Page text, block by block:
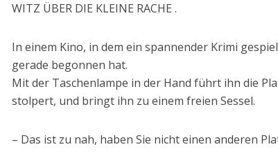
WITZ ÜBER DIE KLEINE RACHE .
In einem Kino, in dem ein spannender Krimi
gerade begonnen hat.
Mit der Taschenlampe in der Hand führt ihn die
stolpert, und bringt ihn zu einem freien Sessel.
– Das ist zu nah, haben Sie nicht einen anderen